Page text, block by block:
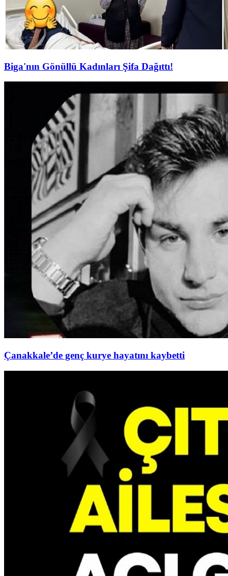
Biga'nın Gönüllü Kadınları Şifa Dağıttı!
Çanakkale’de genç kurye hayatını kaybetti